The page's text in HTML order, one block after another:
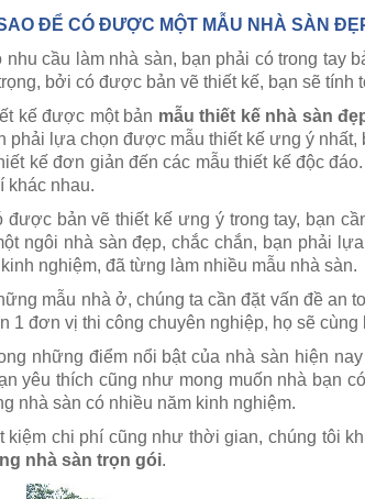
ĐỂ CÓ ĐƯỢC MỘT MẪU NHÀ SÀN
nhu cầu làm nhà sàn, bạn phải có trong tay
bởi có được bản vẽ thiết kế, bạn sẽ
kế được một bản mẫu thiết kế nhà sàn
phải lựa chọn được mẫu thiết kế ưng ý
kế đơn giản đến các mẫu thiết kế độc
khác nhau.
được bản vẽ thiết kế ưng ý trong tay, bạn
ngôi nhà sàn đẹp, chắc chắn, bạn phải
nghiệm, đã từng làm nhiều mẫu nhà sàn.
mẫu nhà ở, chúng ta cần đặt vấn đề an
1 đơn vị thi công chuyên nghiệp, họ sẽ
những điểm nổi bật của nhà sàn hiện
yêu thích cũng như mong muốn nhà bạn
nhà sàn có nhiều năm kinh nghiệm.
kiệm chi phí cũng như thời gian, chúng tôi
nhà sàn trọn gói.